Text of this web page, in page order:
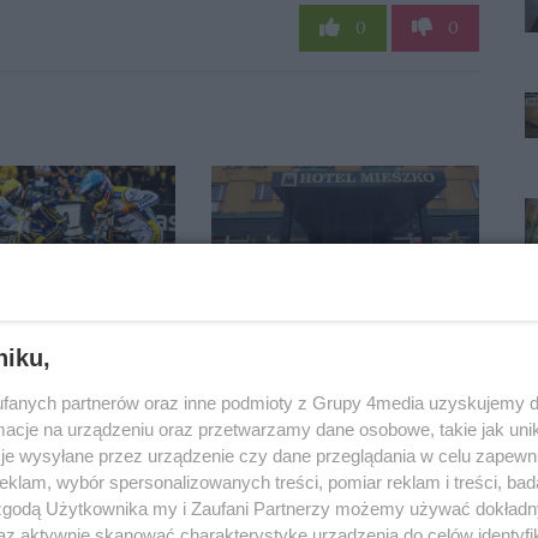
0 0
klubem,
finansowanie
wizyta nie przeszła bez
echa
partnerów oraz inne podmioty z Grupy 4media uzyskujemy
na urządzeniu oraz przetwarzamy dane osobowe, takie jak
wysyłane przez urządzenie czy dane przeglądania w celu
wybór spersonalizowanych treści, pomiar reklam i treści,
Użytkownika my i Zaufani Partnerzy możemy używać